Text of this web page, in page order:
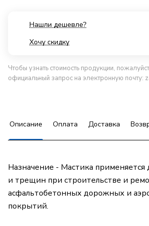
Нашли дешевле?
Хочу скидку
Чтобы узнать стоимость продукции,
официальный запрос на электронную почту:
Описание Оплата Доставка
Назначение - Мастика применяется
и трещин при строительстве и
асфальтобетонных дорожных и
покрытий.